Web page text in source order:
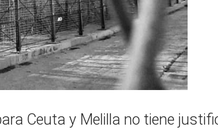
Ceuta y Melilla no tiene